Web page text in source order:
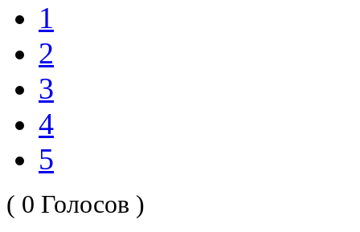
1
2
3
4
5
( 0 Голосов )